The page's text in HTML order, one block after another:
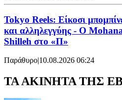
Tokyo Reels: Είκοσι
και αλληλεγγύης - Ο
Shilleh στο «Π»
Παράθυρο|10.08.2026 06:24
ΤΑ ΑΚΙΝΗΤΑ ΤΗΣ